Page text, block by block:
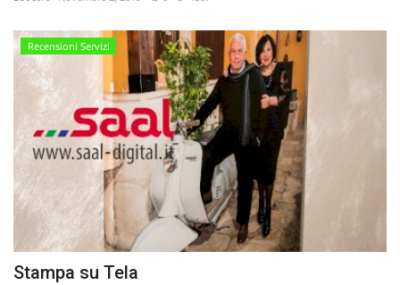
Volgo Academy
Tecnologia
Sapori
Recensioni
Recensioni Servizi
Stampa su Tela